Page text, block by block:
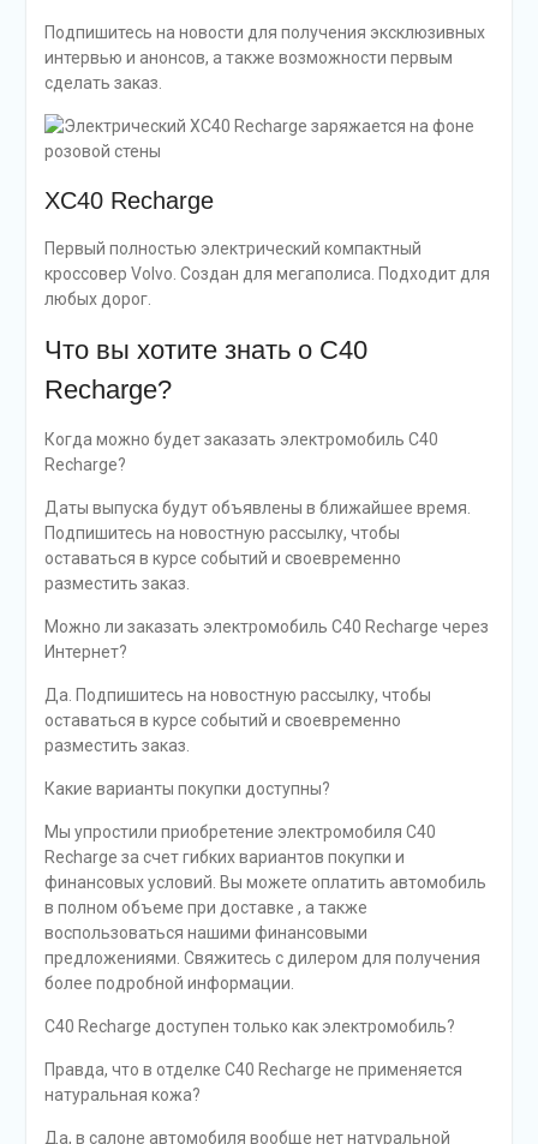
Подпишитесь на новости для получения эксклюзивных
интервью и анонсов, а также возможности первым
сделать заказ.
XC40 Recharge
Первый полностью электрический компактный
кроссовер Volvo. Создан для мегаполиса. Подходит для
любых дорог.
Что вы хотите знать о C40
Recharge?
Когда можно будет заказать электромобиль C40
Recharge?
Даты выпуска будут объявлены в ближайшее время.
Подпишитесь на новостную рассылку, чтобы
оставаться в курсе событий и своевременно
разместить заказ.
Можно ли заказать электромобиль C40 Recharge через
Интернет?
Да. Подпишитесь на новостную рассылку, чтобы
оставаться в курсе событий и своевременно
разместить заказ.
Какие варианты покупки доступны?
Мы упростили приобретение электромобиля C40
Recharge за счет гибких вариантов покупки и
финансовых условий. Вы можете оплатить автомобиль
в полном объеме при доставке , а также
воспользоваться нашими финансовыми
предложениями. Свяжитесь с дилером для получения
более подробной информации.
C40 Recharge доступен только как электромобиль?
Правда, что в отделке C40 Recharge не применяется
натуральная кожа?
Да, в салоне автомобиля вообще нет натуральной